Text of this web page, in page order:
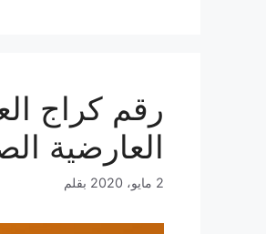
العارضية
2 مايو، 2020 بقلم